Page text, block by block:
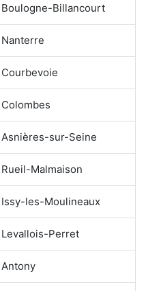
Billancourt
sur-Seine
Malmaison
les-Moulineaux
Perret